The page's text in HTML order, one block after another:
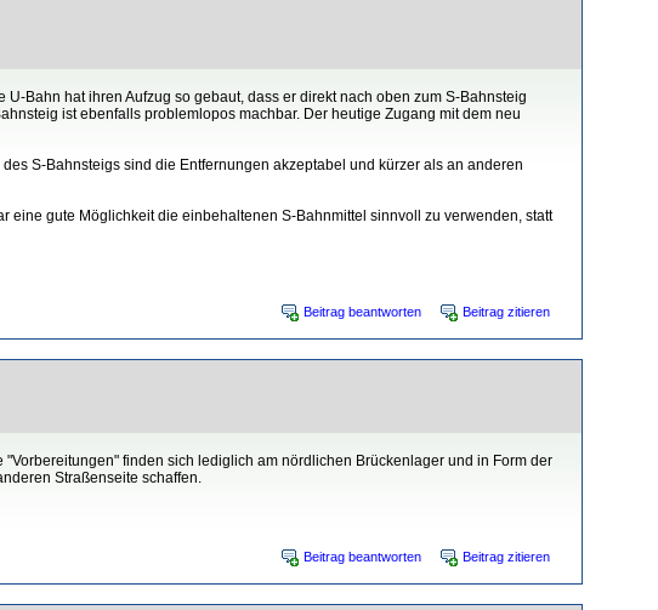
Bahn hat ihren Aufzug so gebaut, dass er direkt nach oben zum S-Bahnsteig
ist ebenfalls problemlopos machbar. Der heutige Zugang mit dem neu
S-Bahnsteigs sind die Entfernungen akzeptabel und kürzer als an anderen
gute Möglichkeit die einbehaltenen S-Bahnmittel sinnvoll zu verwenden, statt
Beitrag beantworten Beitrag zitieren
finden sich lediglich am nördlichen Brückenlager und in Form der
Straßenseite schaffen.
Beitrag beantworten Beitrag zitieren